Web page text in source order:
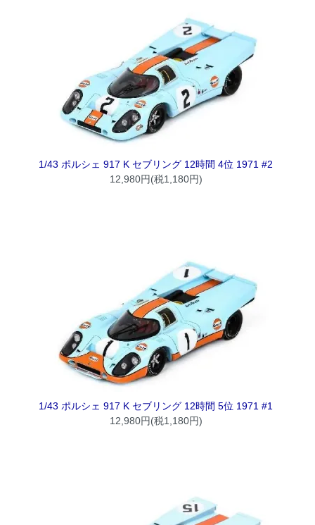
1/43 ポルシェ 917 K セブリング 12時間 4位 1971 #2
12,980円(税1,180円)
1/43 ポルシェ 917 K セブリング 12時間 5位 1971 #1
12,980円(税1,180円)